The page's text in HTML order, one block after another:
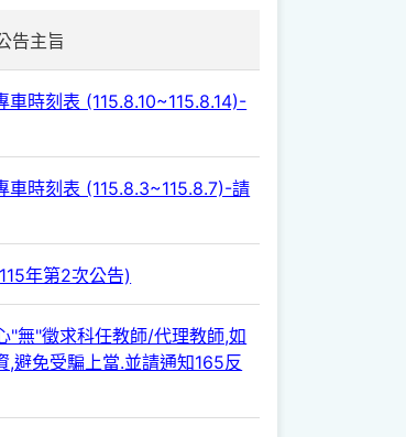
告主旨
時刻表 (115.8.10~115.8.14)-
時刻表 (115.8.3~115.8.7)-請
年第2次公告)
"無"徵求科任教師/代理教師,如
,避免受騙上當.並請通知165反